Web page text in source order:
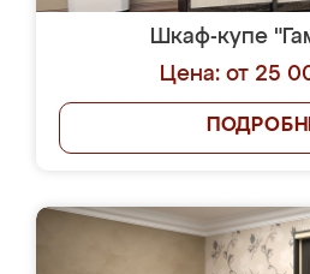
Шкаф-купе
Цена: от 25